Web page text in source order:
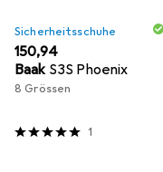
Sicherheitsschuhe
EUR
150,94
Baak S3S Phoenix
8 Grössen
1